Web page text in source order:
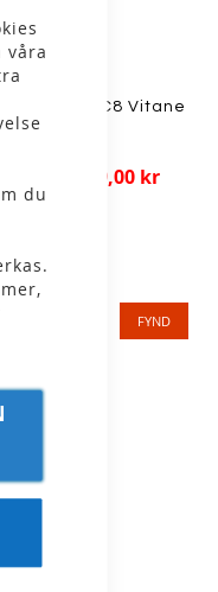
du
- W RC8 Vitane
999,00 kr
FYND